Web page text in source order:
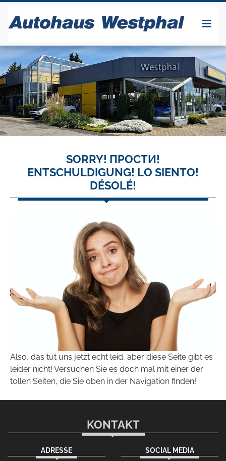
SORRY! ПРОСТИ!
ENTSCHULDIGUNG! LO SIENTO!
DÉSOLÉ!
Also, das tut uns jetzt echt leid, aber diese Seite gibt es
leider nicht! Versuchen Sie es doch mal mit einer der
tollen Seiten, die Sie oben in der Navigation finden!
KONTAKT
ADRESSE SOCIAL MEDIA